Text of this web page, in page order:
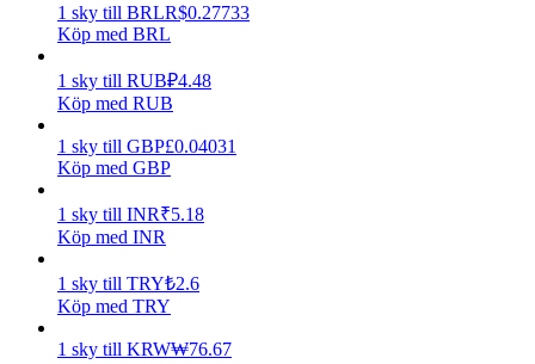
Tjäna konkurrenskraftiga belöningar dagligen
1 sky till BRLR$0.27733
Köp med BRL
1 sky till RUB₽4.48
Köp med RUB
1 sky till GBP£0.04031
Köp med GBP
1 sky till INR₹5.18
Köp med INR
1 sky till TRY₺2.6
Köp med TRY
1 sky till KRW₩76.67